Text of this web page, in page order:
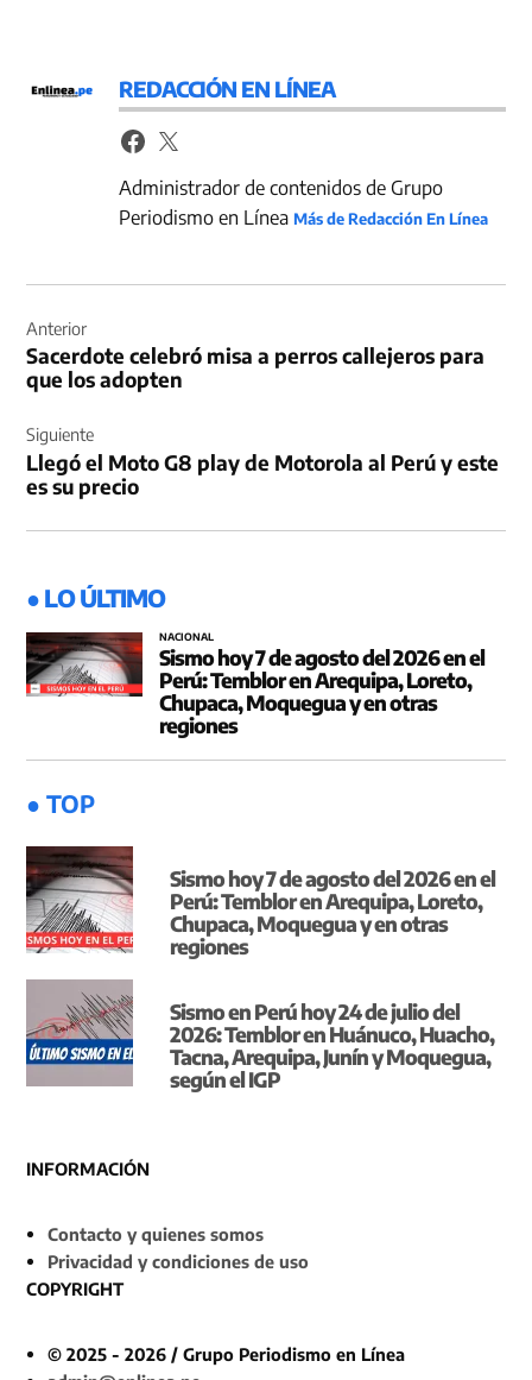
REDACCIÓN EN LÍNEA
Administrador de contenidos de Grupo
Periodismo en LíneaMás de Redacción En Línea
de
entradas
Anterior
Sacerdote celebró misa a perros callejeros para
que los adopten
Siguiente
Llegó el Moto G8 play de Motorola al Perú y este
es su precio
● LO ÚLTIMO
NACIONAL
Sismo hoy 7 de agosto del 2026 en el
Perú: Temblor en Arequipa, Loreto,
Chupaca, Moquegua y en otras
regiones
● TOP
Sismo hoy 7 de agosto del 2026 en el
Perú: Temblor en Arequipa, Loreto,
Chupaca, Moquegua y en otras
regiones
Sismo en Perú hoy 24 de julio del
2026: Temblor en Huánuco, Huacho,
Tacna, Arequipa, Junín y Moquegua,
según el IGP
INFORMACIÓN
Contacto y quienes somos
Privacidad y condiciones de uso
COPYRIGHT
© 2025 - 2026 / Grupo Periodismo en Línea